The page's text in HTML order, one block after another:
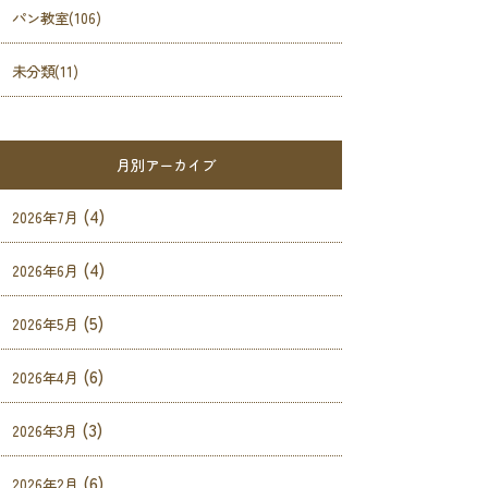
パン教室(106)
未分類(11)
月別アーカイブ
2026年7月 (4)
2026年6月 (4)
2026年5月 (5)
2026年4月 (6)
2026年3月 (3)
2026年2月 (6)